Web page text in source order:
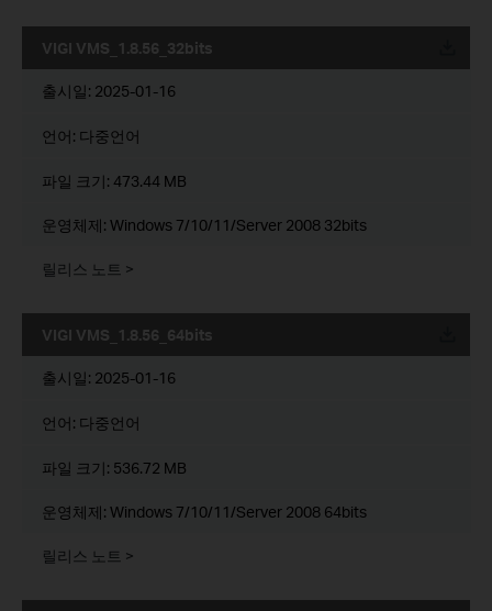
VIGI VMS_1.8.56_32bits
출시일: 2025-01-16
언어: 다중언어
파일 크기: 473.44 MB
운영체제: Windows 7/10/11/Server 2008 32bits
릴리스 노트 >
VIGI VMS_1.8.56_64bits
출시일: 2025-01-16
언어: 다중언어
파일 크기: 536.72 MB
운영체제: Windows 7/10/11/Server 2008 64bits
릴리스 노트 >